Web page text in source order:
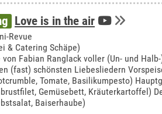
Love is in the air
Revue
& Catering Schäpe)
Fabian Ranglack voller (Un- und
(fast) schönsten Liebesliedern
Tomate, Basilikumpesto)
Gemüsebett, Kräuterkartoffel)
Baiserhaube)